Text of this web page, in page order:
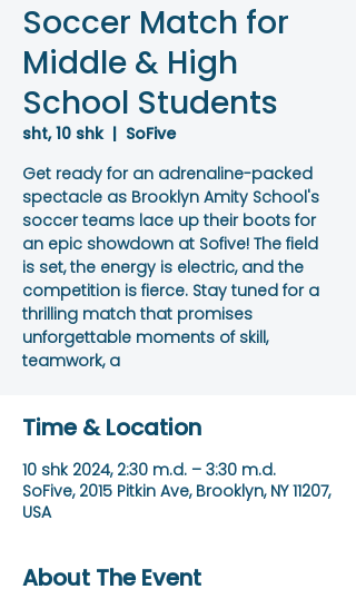
Soccer Match for
Middle & High
School Students
sht, 10 shk
  |
SoFive
Get ready for an adrenaline-packed
spectacle as Brooklyn Amity School's
soccer teams lace up their boots for
an epic showdown at Sofive! The field
is set, the energy is electric, and the
competition is fierce. Stay tuned for a
thrilling match that promises
unforgettable moments of skill,
teamwork, a
Time & Location
10 shk 2024, 2:30 m.d. – 3:30 m.d.
SoFive, 2015 Pitkin Ave, Brooklyn, NY 11207,
USA
About The Event